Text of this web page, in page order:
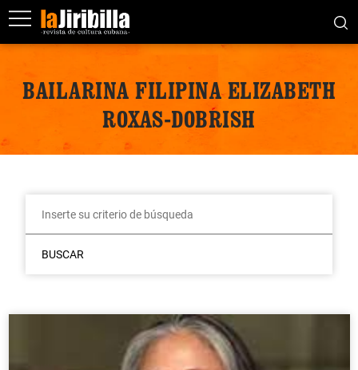
BAILARINA FILIPINA ELIZABETH
ROXAS-DOBRISH
BUSCAR